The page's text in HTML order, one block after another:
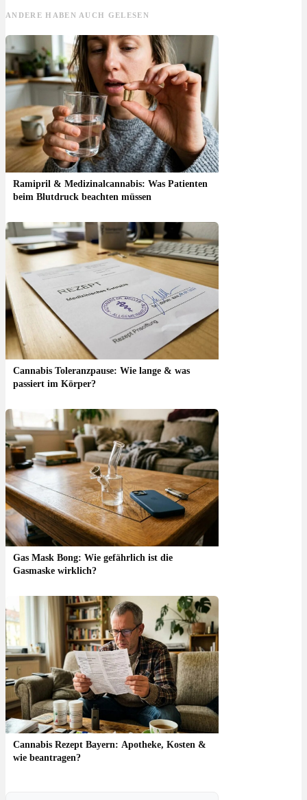
ANDERE HABEN AUCH GELESEN
Ramipril & Medizinalcannabis: Was Patienten
beim Blutdruck beachten müssen
Cannabis Toleranzpause: Wie lange & was
passiert im Körper?
Gas Mask Bong: Wie gefährlich ist die
Gasmaske wirklich?
Cannabis Rezept Bayern: Apotheke, Kosten &
wie beantragen?